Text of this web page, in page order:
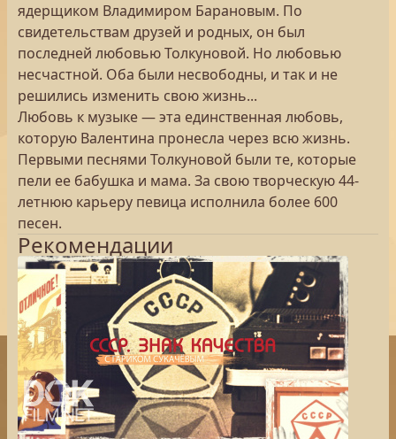
ядерщиком Владимиром Барановым. По
свидетельствам друзей и родных, он был
последней любовью Толкуновой. Но любовью
несчастной. Оба были несвободны, и так и не
решились изменить свою жизнь...
Любовь к музыке — эта единственная любовь,
которую Валентина пронесла через всю жизнь.
Первыми песнями Толкуновой были те, которые
пели ее бабушка и мама. За свою творческую 44-
летнюю карьеру певица исполнила более 600
песен.
Рекомендации